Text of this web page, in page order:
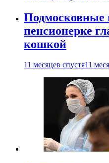
Подмосковные
пенсионерке
кошкой
11 месяцев спустя11